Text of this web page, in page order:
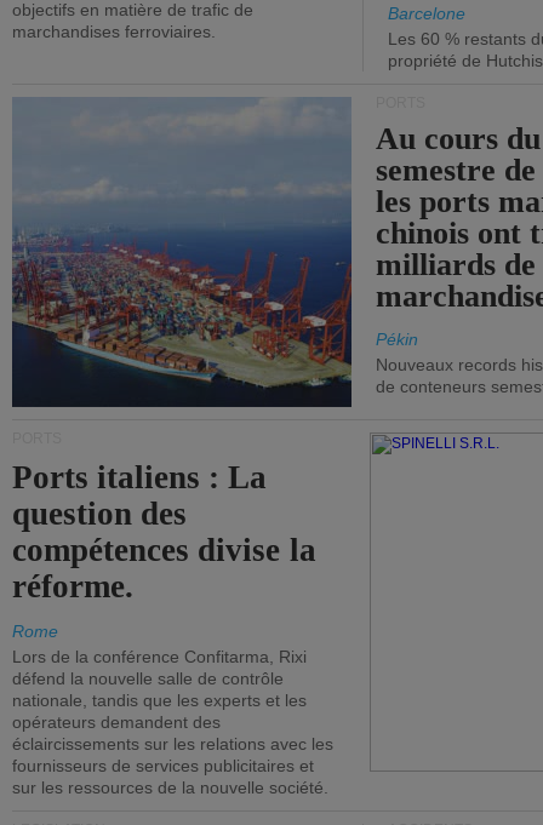
objectifs en matière de trafic de
marchandises ferroviaires.
Barcelone
Les 60 % restants
propriété de
Au cours
semestre
les ports
chinois ont
milliards de
Pékin
Nouveaux records
de conteneurs
Ports italiens : La
question des
compétences divise la
réforme.
Rome
Lors de la conférence Confitarma, Rixi
défend la nouvelle salle de contrôle
nationale, tandis que les experts et les
opérateurs demandent des
éclaircissements sur les relations avec les
fournisseurs de services publicitaires et
sur les ressources de la nouvelle société.